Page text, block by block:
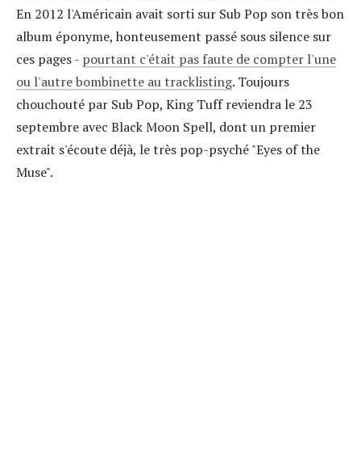
En 2012 l'Américain avait sorti sur Sub Pop son très bon
album éponyme, honteusement passé sous silence sur
ces pages - pourtant c'était pas faute de compter l'une
ou l'autre bombinette au tracklisting. Toujours
chouchouté par Sub Pop, King Tuff reviendra le 23
septembre avec Black Moon Spell, dont un premier
extrait s'écoute déjà, le très pop-psyché "Eyes of the
Muse".